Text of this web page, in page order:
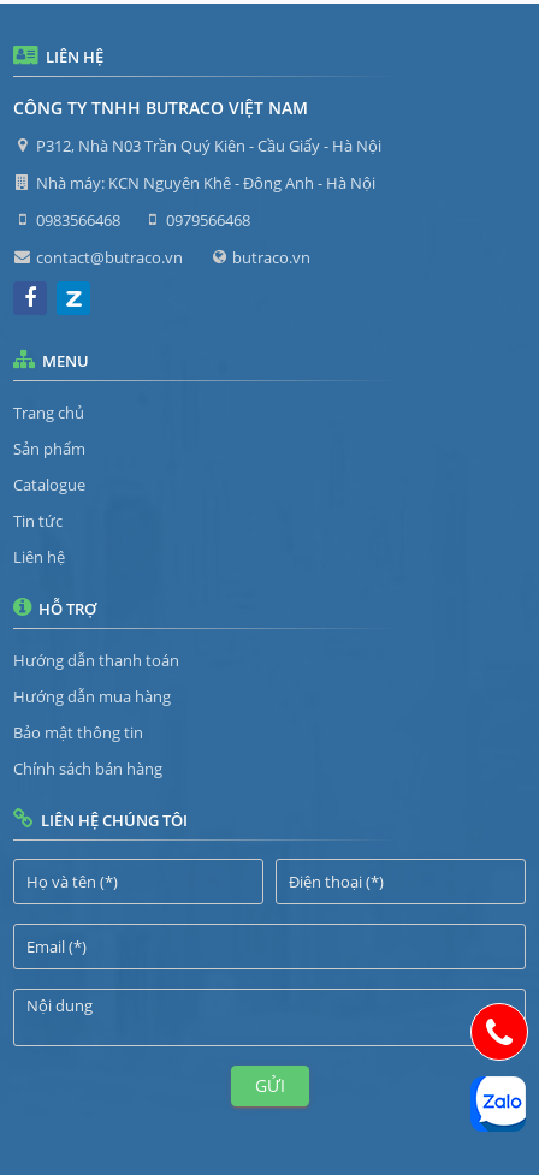
LIÊN HỆ
CÔNG TY TNHH BUTRACO VIỆT NAM
P312, Nhà N03 Trần Quý Kiên - Cầu Giấy - Hà Nội
Nhà máy: KCN Nguyên Khê - Đông Anh - Hà Nội
0983566468
0979566468
contact@butraco.vn
butraco.vn
MENU
Trang chủ
Sản phẩm
Catalogue
Tin tức
Liên hệ
HỖ TRỢ
Hướng dẫn thanh toán
Hướng dẫn mua hàng
Bảo mật thông tin
Chính sách bán hàng
LIÊN HỆ CHÚNG TÔI
GỬI